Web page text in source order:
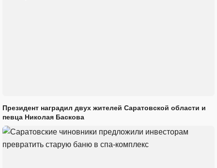
Президент наградил двух жителей Саратовской области и
певца Николая Баскова